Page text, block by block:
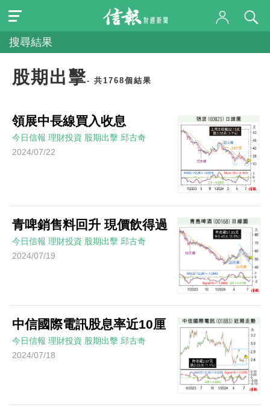
搜尋結果
股期出擊- 共1768個結果
領展中長線買入收息
今日信報 理財投資 股期出擊 邱古奇
2024/07/22
青啤銷售料回升 現價飲得過
今日信報 理財投資 股期出擊 邱古奇
2024/07/19
中信國際電訊股息率近10厘
今日信報 理財投資 股期出擊 邱古奇
2024/07/18